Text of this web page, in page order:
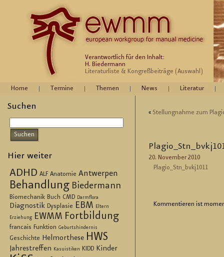
Verantwortlich für den Inhalt:
H. Biedermann
Literaturliste & Kongreßbeiträge (Auswahl)
Home Termine Themen News Literatur
Suchen
Hier weiter
ADHD ALF Anatomie Antwerpen
Behandlung Biedermann
Biomechanik Buch CMD Darmflora
Diagnostik Dysplasie EBM Eltern
Erziehung EWMM Fortbildung
francais Funktion Geburtshindernis
Geschichte Helmorthese HWS
Jahrestreffen Kasuistiken KIDD Kinder
« Stel­lung­nah­me zum
20. No­vem­ber 2010
Plagi­o_St­n_bvk­j1011
Kom­men­tie­ren ist